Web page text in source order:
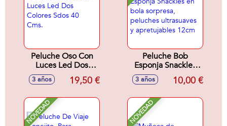
Peluche Oso Con
Luces Led Dos
Colores Sdos 40
Cms.
3 años 19,50 €
Peluche Bob
Esponja Snackles
en bola sorpresa,
peluches
apretujables 12cm
3 años 10,00 €
NOVEDAD NOVEDAD